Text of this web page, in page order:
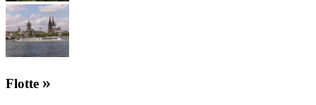
Flotte »